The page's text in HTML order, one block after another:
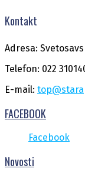
Kontakt
Adresa:
Telefon: 022
E-mail:
FACEBOOK
Facebook
Novosti